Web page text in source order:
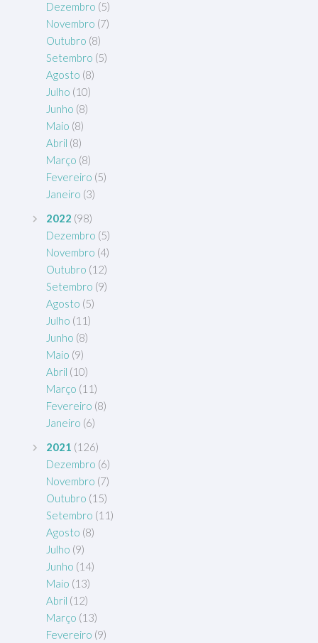
Dezembro (5)
Novembro (7)
Outubro (8)
Setembro (5)
Agosto (8)
Julho (10)
Junho (8)
Maio (8)
Abril (8)
Março (8)
Fevereiro (5)
Janeiro (3)
2022 (98)
Dezembro (5)
Novembro (4)
Outubro (12)
Setembro (9)
Agosto (5)
Julho (11)
Junho (8)
Maio (9)
Abril (10)
Março (11)
Fevereiro (8)
Janeiro (6)
2021 (126)
Dezembro (6)
Novembro (7)
Outubro (15)
Setembro (11)
Agosto (8)
Julho (9)
Junho (14)
Maio (13)
Abril (12)
Março (13)
Fevereiro (9)